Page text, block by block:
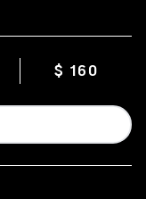
$ 160